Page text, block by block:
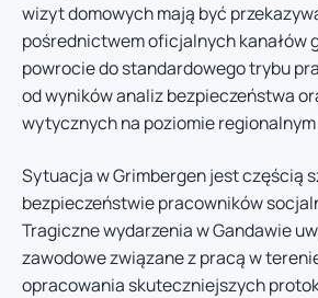
wizyt domowych mają być
pośrednictwem oficjalnych kanałów
powrocie do standardowego trybu
od wyników analiz bezpieczeństwa
wytycznych na poziomie
Sytuacja w Grimbergen jest częścią
bezpieczeństwie pracowników
Tragiczne wydarzenia w Gandawie
zawodowe związane z pracą w
opracowania skuteczniejszych